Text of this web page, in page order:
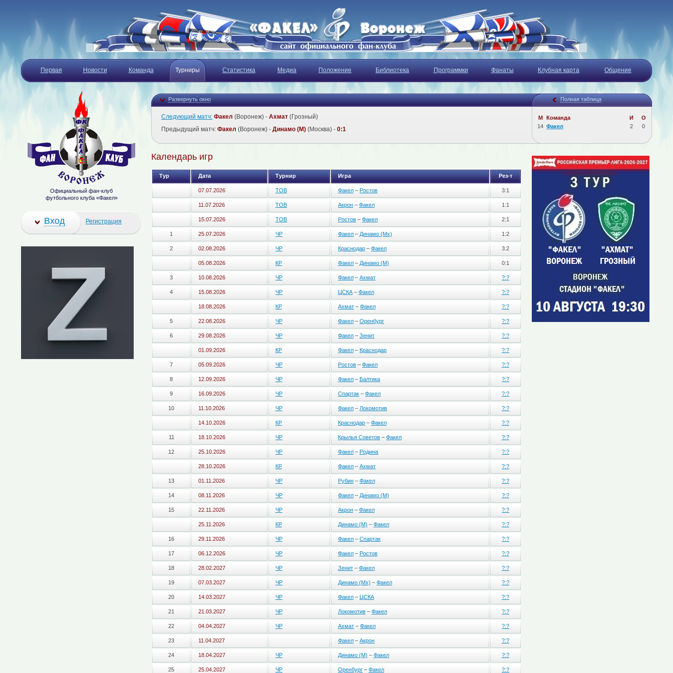
Первая Новости Команда Турниры Статистика Медиа Положение Библиотека Программки Фанаты Клубная карта Общение
Развернуть окно Полная таблица
М Команда И
О
14 Факел 2 0
Следующий матч: Факел (Воронеж) - Ахмат (Грозный)
Предыдущий матч: Факел (Воронеж) - Динамо (М) (Москва) - 0:1
Календарь игр
Тур Дата Турнир Игра Рез-т
07.07.2026 ТОВ Факел – Ростов 3:1
11.07.2026 ТОВ Акрон – Факел 1:1
15.07.2026 ТОВ Ростов – Факел 2:1
1 25.07.2026 ЧР Факел – Динамо (Мх) 1:2
2 02.08.2026 ЧР Краснодар – Факел 3:2
05.08.2026 КР Факел – Динамо (М) 0:1
3 10.08.2026 ЧР Факел – Ахмат ?:?
4 15.08.2026 ЧР ЦСКА – Факел ?:?
18.08.2026 КР Ахмат – Факел ?:?
5 22.08.2026 ЧР Факел – Оренбург ?:?
6 29.08.2026 ЧР Факел – Зенит ?:?
01.09.2026 КР Факел – Краснодар ?:?
7 05.09.2026 ЧР Ростов – Факел ?:?
8 12.09.2026 ЧР Факел – Балтика ?:?
9 16.09.2026 ЧР Спартак – Факел ?:?
10 11.10.2026 ЧР Факел – Локомотив ?:?
14.10.2026 КР Краснодар – Факел ?:?
11 18.10.2026 ЧР Крылья Советов – Факел ?:?
12 25.10.2026 ЧР Факел – Родина ?:?
28.10.2026 КР Факел – Ахмат ?:?
13 01.11.2026 ЧР Рубин – Факел ?:?
14 08.11.2026 ЧР Факел – Динамо (М) ?:?
15 22.11.2026 ЧР Акрон – Факел ?:?
25.11.2026 КР Динамо (М) – Факел ?:?
16 29.11.2026 ЧР Факел – Спартак ?:?
17 06.12.2026 ЧР Факел – Ростов ?:?
18 28.02.2027 ЧР Зенит – Факел ?:?
19 07.03.2027 ЧР Динамо (Мх) – Факел ?:?
20 14.03.2027 ЧР Факел – ЦСКА ?:?
21 21.03.2027 ЧР Локомотив – Факел ?:?
22 04.04.2027 ЧР Ахмат – Факел ?:?
23 11.04.2027 Факел – Акрон ?:?
24 18.04.2027 ЧР Динамо (М) – Факел ?:?
25 25.04.2027 ЧР Оренбург – Факел ?:?
Официальный фан-клуб
футбольного клуба «Факел»
Вход Регистрация